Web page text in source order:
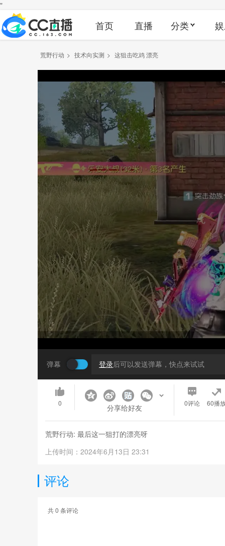
"
首页 直播 分类
荒野行动 > 技术向实测 > 这狙击吃鸡 漂亮
弹幕 登录后可以发送弹幕，快点来试试
0 分享给好友 0评论 60播
荒野行动: 最后这一狙打的漂亮呀
上传时间：2024年6月13日 23:31
评论
共0 条评论